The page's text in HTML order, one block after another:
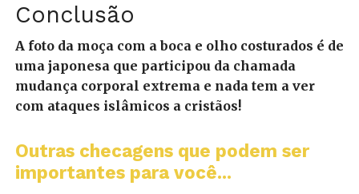
Conclusão
A foto da moça com a boca e olho costurados é de
uma japonesa que participou da chamada
mudança corporal extrema e nada tem a ver
com ataques islâmicos a cristãos!
Outras checagens que podem ser
importantes para você...